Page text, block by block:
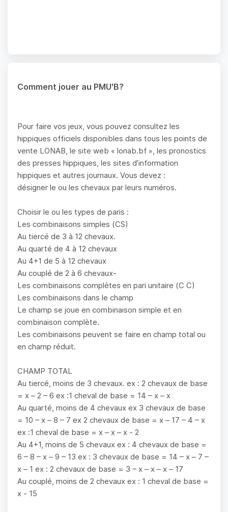
Comment jouer au PMU'B?
Pour faire vos jeux, vous pouvez consultez les
hippiques officiels disponibles dans tous les points de
vente LONAB, le site web « lonab.bf », les pronostics
des presses hippiques, les sites d’information
hippiques et autres journaux. Vous devez :
désigner le ou les chevaux par leurs numéros.
Choisir le ou les types de paris :
Les combinaisons simples (CS)
Au tiercé de 3 à 12 chevaux.
Au quarté de 4 à 12 chevaux
Au 4+1 de 5 à 12 chevaux
Au couplé de 2 à 6 chevaux-
Les combinaisons complètes en pari unitaire (C C)
Les combinaisons dans le champ
Le champ se joue en combinaison simple et en
combinaison complète.
Les combinaisons peuvent se faire en champ total ou
en champ réduit.
CHAMP TOTAL
Au tiercé, moins de 3 chevaux. ex : 2 chevaux de base
= x – 2 – 6 ex :1 cheval de base = 14 – x – x
Au quarté, moins de 4 chevaux ex 3 chevaux de base
= 10 – x – 8 – 7 ex 2 chevaux de base = x – 17 – 4 – x
ex :1 cheval de base = x – x – x - 2
Au 4+1, moins de 5 chevaux ex : 4 chevaux de base =
6 – 8 – x – 9 – 13 ex : 3 chevaux de base = 14 – x – 7 –
x – 1 ex : 2 chevaux de base = 3 – x – x – x – 17
Au couplé, moins de 2 chevaux ex : 1 cheval de base =
x - 15